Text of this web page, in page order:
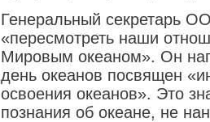
Генеральный секретарь
«пересмотреть наши
Мировым океаном». Он
день океанов посвящен
освоения океанов». Это
познания об океане, не